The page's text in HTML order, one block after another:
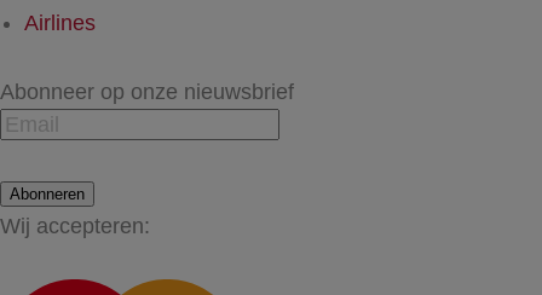
Airlines
Abonneer op onze nieuwsbrief
Abonneren
Wij accepteren: